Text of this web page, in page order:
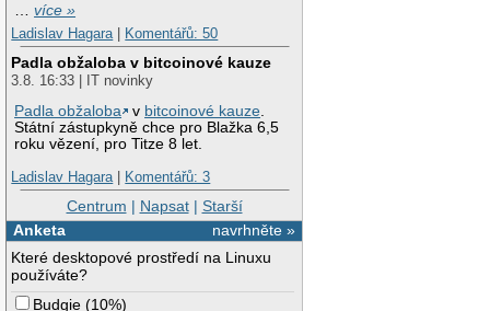
…více »
Ladislav Hagara| Komentářů: 50
Padla obžaloba v bitcoinové kauze
3.8. 16:33 | IT novinky
Padla obžaloba
v bitcoinové kauze.
Státní zástupkyně chce pro Blažka 6,5
roku vězení, pro Titze 8 let.
Ladislav Hagara| Komentářů: 3
Centrum | Napsat| Starší
navrhněte »
Anketa
Které desktopové prostředí na Linuxu
používáte?
Budgie (10%)